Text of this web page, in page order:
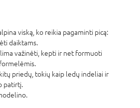
viską, ko reikia pagaminti picą:
daiktams.
važinėti, kepti ir net formuoti
priedų, tokių kaip ledų indeliai ir
patirtį.